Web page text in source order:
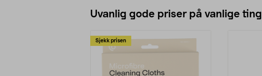
Uvanlig gode priser på vanlige ting
Sjekk prisen